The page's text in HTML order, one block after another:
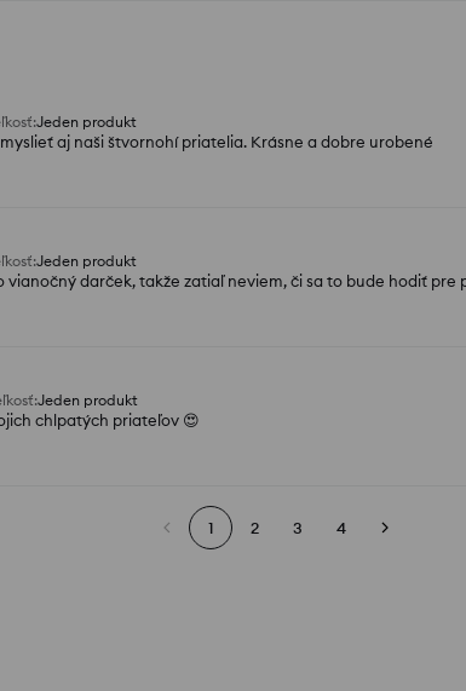
:Jeden produkt
aj naši štvornohí priatelia. Krásne a dobre urobené
:Jeden produkt
vianočný darček, takže zatiaľ neviem, či sa to bude hodiť pre
:Jeden produkt
chlpatých priateľov 😍
1 2 3 4